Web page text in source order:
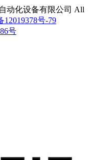
动化设备有限公司 All
12019378号-79
号